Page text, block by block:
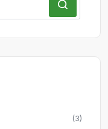
(3)